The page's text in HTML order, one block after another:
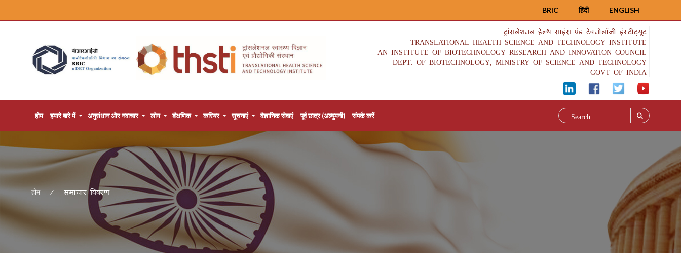
ENGLISH
हिंदी
BRIC
ट्रांसलेशनल हेल्थ साइंस एंड टेक्नोलॉजी इंस्टीट्यूट
TRANSLATIONAL HEALTH SCIENCE AND TECHNOLOGY INSTITUTE
AN INSTITUTE OF BIOTECHNOLOGY RESEARCH AND INNOVATION COUNCIL
DEPT. OF BIOTECHNOLOGY, MINISTRY OF SCIENCE AND TECHNOLOGY
GOVT OF INDIA
होम हमारे बारे में अनुसंधान और नवाचार लोग शैक्षणिक करियर सूचनाएं वैज्ञानिक सेवाएं पूर्व छात्र (अल्युमनी) संपर्क करें
होम समाचार विवरण